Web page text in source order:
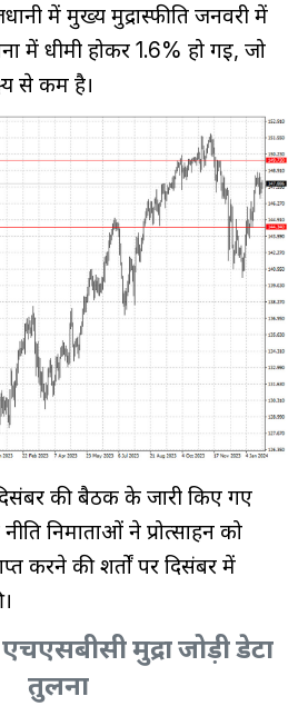
में मुख्य मुद्रास्फीति जनवरी में
में धीमी होकर 1.6% हो गई, जो
से कम है।
की बैठक के जारी किए गए
निर्माताओं ने प्रोत्साहन को
करने की शर्तों पर दिसंबर में
मुद्रा जोड़ी डेटा
तुलना